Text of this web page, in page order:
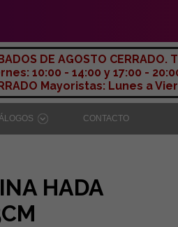
DE AGOSTO
10:00 - 14:00 y 17:00 -
Mayoristas: Lunes a
CONTACTO
HADA